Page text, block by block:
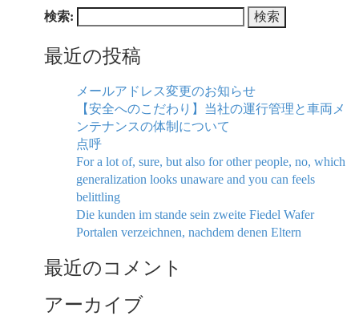
検索:
最近の投稿
メールアドレス変更のお知らせ
【安全へのこだわり】当社の運行管理と車両メ
ンテナンスの体制について
点呼
For a lot of, sure, but also for other people, no, which
generalization looks unaware and you can feels
belittling
Die kunden im stande sein zweite Fiedel Wafer
Portalen verzeichnen, nachdem denen Eltern
最近のコメント
アーカイブ